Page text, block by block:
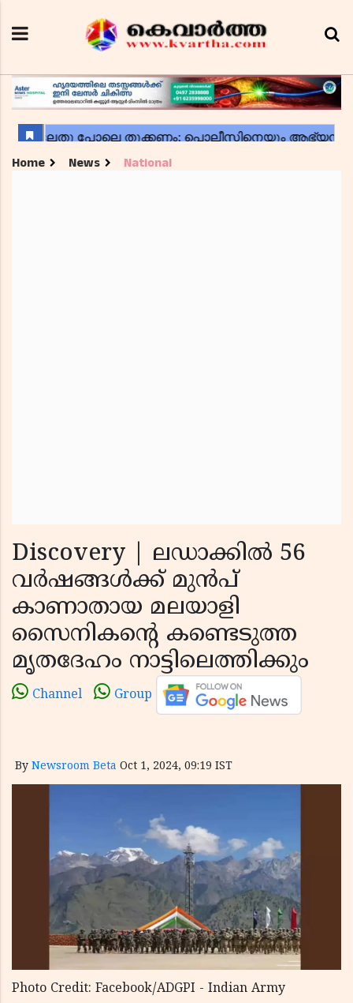
Home News National
Discovery | ലഡാക്കില്‍ 56
വര്‍ഷങ്ങള്‍ക്ക് മുന്‍പ്
കാണാതായ മലയാളി
സൈനികന്റെ കണ്ടെടുത്ത
മൃതദേഹം നാട്ടിലെത്തിക്കും
Channel Group
By Newsroom Beta Oct 1, 2024, 09:19 IST
Photo Credit: Facebook/ADGPI - Indian Army